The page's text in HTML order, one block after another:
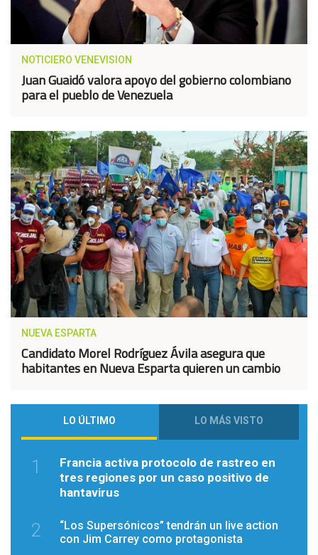
NOTICIERO VENEVISION
Juan Guaidó valora apoyo del gobierno colombiano
para el pueblo de Venezuela
NUEVA ESPARTA
Candidato Morel Rodríguez Ávila asegura que
habitantes en Nueva Esparta quieren un cambio
LO ÚLTIMO LO MÁS VISTO
1
Francia activa protocolo de rastreo en
tres regiones por un caso positivo de
hantavirus
2
“Los Supersónicos” tendrán un live action
con Jim Carrey como protagonista